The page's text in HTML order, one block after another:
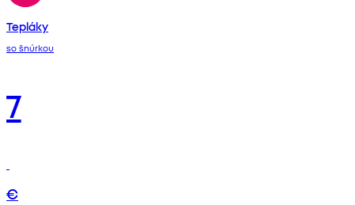
Tepláky
so šnúrkou
7
€